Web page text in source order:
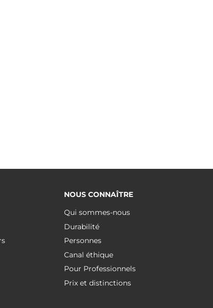
NOUS CONNAÎTRE
Qui sommes-nous
Durabilité
Personnes
Canal éthique
Pour Professionnels
Prix et distinctions